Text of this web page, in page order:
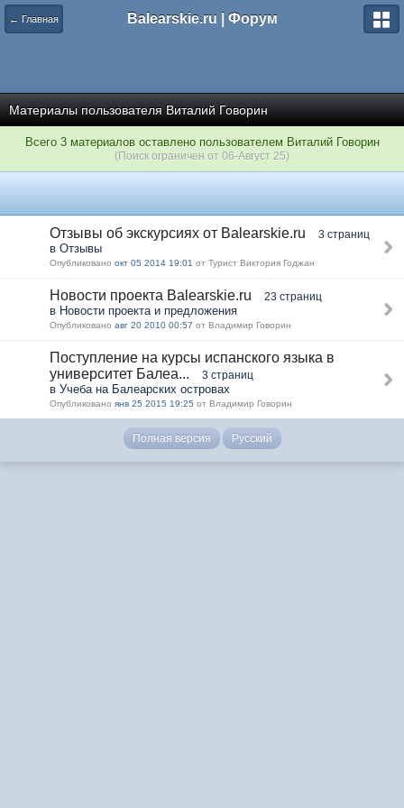
← Главная Balearskie.ru | Форум
Материалы пользователя Виталий Говорин
Всего 3 материалов оставлено пользователем Виталий Говорин
(Поиск ограничен от 06-Август 25)
Отзывы об экскурсиях от Balearskie.ru 3 страниц
в Отзывы
Опубликовано окт 05 2014 19:01 от Турист Виктория Годжан
Новости проекта Balearskie.ru 23 страниц
в Новости проекта и предложения
Опубликовано авг 20 2010 00:57 от Владимир Говорин
Поступление на курсы испанского языка в
университет Балеа...
3 страниц
в Учеба на Балеарских островах
Опубликовано янв 25 2015 19:25 от Владимир Говорин
Полная версия Русский